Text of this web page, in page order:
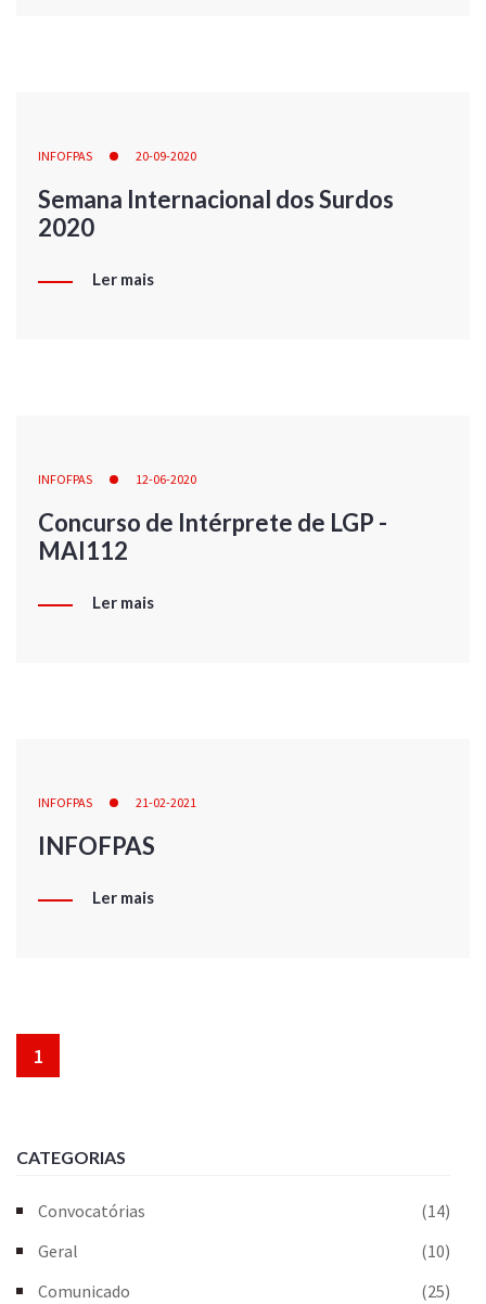
INFOFPAS 20-09-2020
Semana Internacional dos Surdos
2020
Ler mais
INFOFPAS 12-06-2020
Concurso de Intérprete de LGP -
MAI112
Ler mais
INFOFPAS 21-02-2021
INFOFPAS
Ler mais
1
CATEGORIAS
Convocatórias
(14)
Geral
(10)
Comunicado
(25)